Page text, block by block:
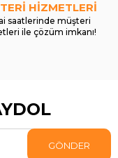
HİZMETLERİ
saatlerinde müşteri
ile çözüm imkanı!
GÖNDER